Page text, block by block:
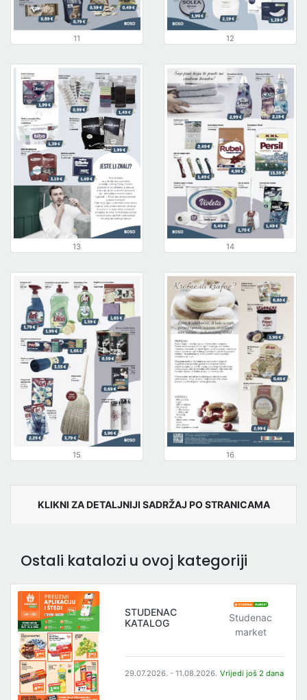
11 12
13 14
15 16
KLIKNI ZA DETALJNIJI SADRŽAJ PO STRANICAMA
Ostali katalozi u ovoj kategoriji
STUDENAC
KATALOG
Studenac
market
29.07.2026. - 11.08.2026. Vrijedi još 2 dana